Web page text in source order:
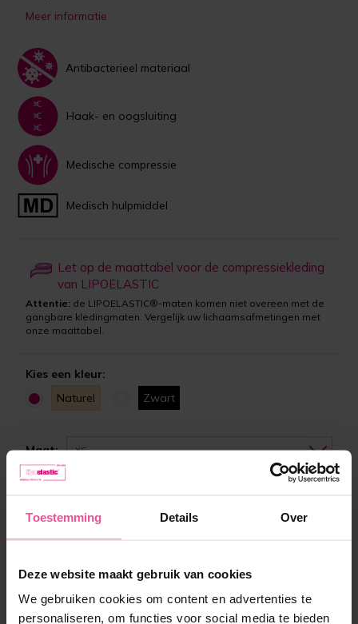
Toestemming Details Over
Deze website maakt gebruik van cookies
We gebruiken cookies om content en advertenties te
personaliseren, om functies voor social media te bieden
Meer informatie
Antibacterieel materiaal
Haak- en oogsluiting
Medische compressie
Medisch hulpmiddel
Let op de maattabel voor de compressiekleding
van LIPOELASTIC
Attentie: de LIPOELASTIC®-maten komen niet overeen met de
gangbare kledingmaten. Vergelijk uw lichaamsafmetingen met
onze maattabel.
Kies een kleur:
Naturel
Zwart
Maat: XS
- + In winkelmandje